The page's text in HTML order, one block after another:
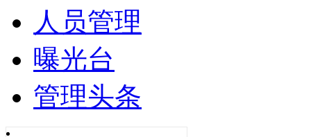
人员管理
曝光台
管理头条